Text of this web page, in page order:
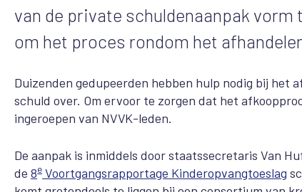
van de private schuldenaanpak
om het proces rondom het
Duizenden gedupeerden hebben hulp nodig bij het
schuld over. Om ervoor te zorgen dat het
ingeroepen van NVVK-leden.
De aanpak is inmiddels door staatssecretaris Van
de 8e Voortgangsrapportage Kinderopvangtoeslag